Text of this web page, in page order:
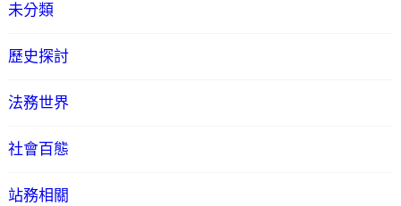
未分類
歷史探討
法務世界
社會百態
站務相關